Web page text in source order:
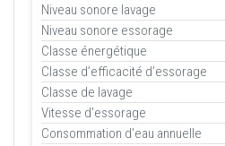
Niveau sonore lavage
Niveau sonore essorage
Classe énergétique
Classe d’efficacité d’essorage
Classe de lavage
Vitesse d’essorage
Consommation d’eau annuelle